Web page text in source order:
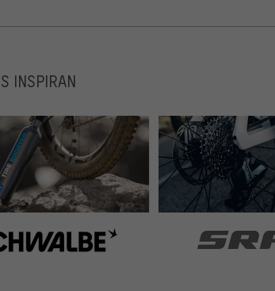
INSPIRAN